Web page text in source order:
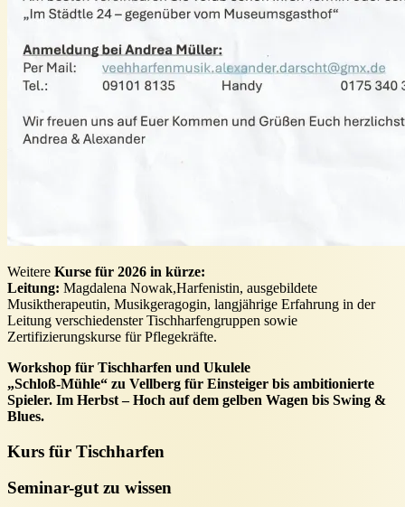
Weitere Kurse für 2026 in kürze:
Leitung: Magdalena Nowak,Harfenistin, ausgebildete
Musiktherapeutin, Musikgeragogin, langjährige Erfahrung in der
Leitung verschiedenster Tischharfengruppen sowie
Zertifizierungskurse für Pflegekräfte.
Workshop für Tischharfen und Ukulele
„Schloß-Mühle“ zu Vellberg für Einsteiger bis ambitionierte
Spieler. Im Herbst – Hoch auf dem gelben Wagen bis Swing &
Blues.
Kurs für Tischharfen
Seminar-gut zu wissen